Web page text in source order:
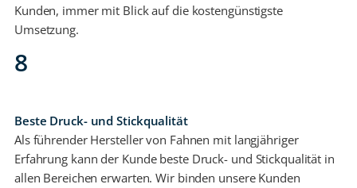
Kunden, immer mit Blick auf die kostengünstigste
Umsetzung.
8
Beste Druck- und Stickqualität
Als führender Hersteller von Fahnen mit langjähriger
Erfahrung kann der Kunde beste Druck- und Stickqualität in
allen Bereichen erwarten. Wir binden unsere Kunden